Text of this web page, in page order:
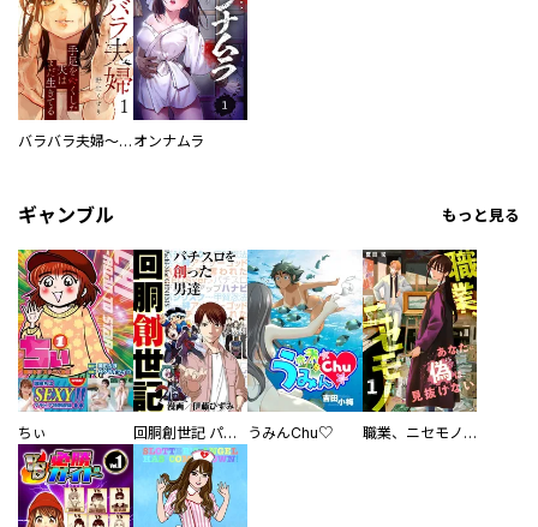
バラバラ夫婦～手足をなくした夫はまだ生きてる オンナムラ
ギャンブル もっと見る
ちぃ 回胴創世記 パチスロを創った男達 うみんChu♡ 職業、ニセモノ～あなたに偽は見抜けない【電子単行本版】